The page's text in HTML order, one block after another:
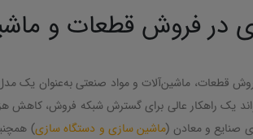
در فروش قطعات و
قطعات، ماشین‌آلات و مواد صنعتی به‌عنوان یک
یک راهکار عالی برای گسترش شبکه فروش، کاهش
صنایع و معادن (ماشین سازی و دستگاه سازی)